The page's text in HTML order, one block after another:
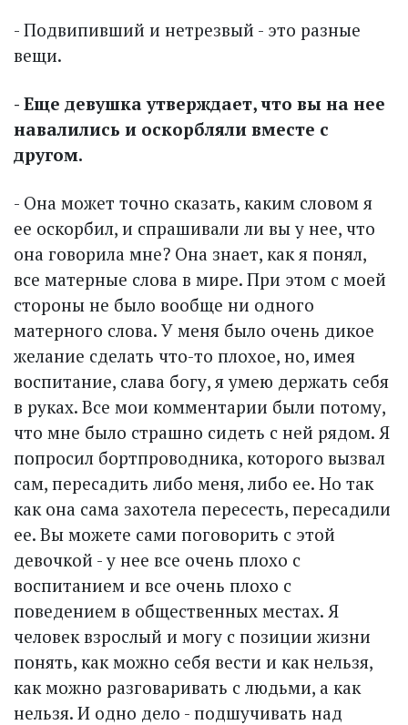
- Подвипивший и нетрезвый - это разные
вещи.
- Еще девушка утверждает, что вы на нее
навалились и оскорбляли вместе с
другом.
- Она может точно сказать, каким словом я
ее оскорбил, и спрашивали ли вы у нее, что
она говорила мне? Она знает, как я понял,
все матерные слова в мире. При этом с моей
стороны не было вообще ни одного
матерного слова. У меня было очень дикое
желание сделать что-то плохое, но, имея
воспитание, слава богу, я умею держать себя
в руках. Все мои комментарии были потому,
что мне было страшно сидеть с ней рядом. Я
попросил бортпроводника, которого вызвал
сам, пересадить либо меня, либо ее. Но так
как она сама захотела пересесть, пересадили
ее. Вы можете сами поговорить с этой
девочкой - у нее все очень плохо с
воспитанием и все очень плохо с
поведением в общественных местах. Я
человек взрослый и могу с позиции жизни
понять, как можно себя вести и как нельзя,
как можно разговаривать с людьми, а как
нельзя. И одно дело - подшучивать над